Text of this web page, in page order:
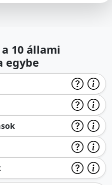
10 állami
egybe